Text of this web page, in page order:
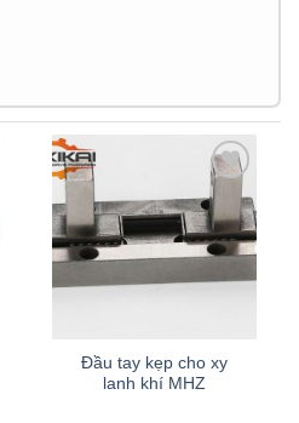
Thêm
wishlist
Đầu tay kẹp cho xy
lanh khí MHZ